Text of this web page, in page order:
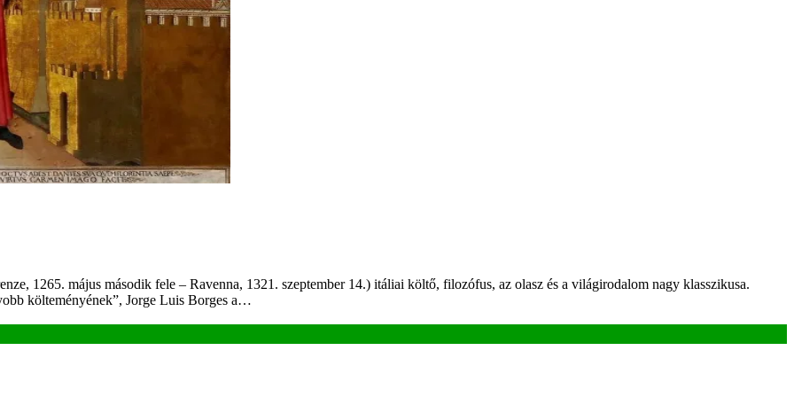
1265. május második fele – Ravenna, 1321. szeptember 14.) itáliai költő, filozófus, az olasz és a világirodalom nagy klasszikusa.
költeményének”, Jorge Luis Borges a…